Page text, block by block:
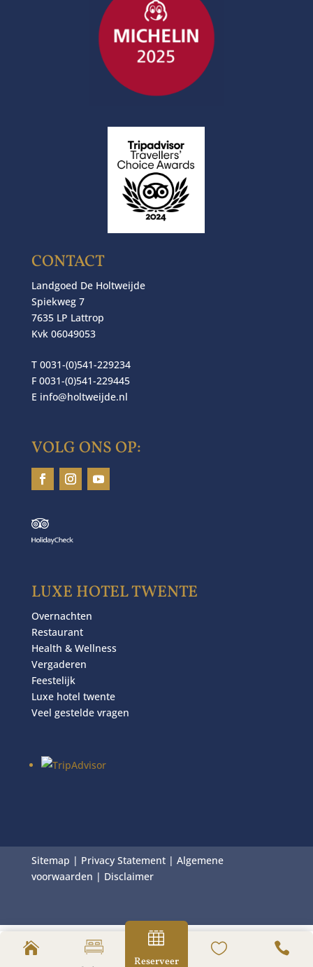
CONTACT
Landgoed De Holtweijde
Spiekweg 7
7635 LP Lattrop
Kvk 06049053
T 0031-(0)541-229234
F 0031-(0)541-229445
E info@holtweijde.nl
VOLG ONS OP:
LUXE HOTEL TWENTE
Overnachten
Restaurant
Health & Wellness
Vergaderen
Feestelijk
Luxe hotel twente
Veel gestelde vragen
Sitemap | Privacy Statement| Algemene
voorwaarden | Disclaimer


Reserveer
 